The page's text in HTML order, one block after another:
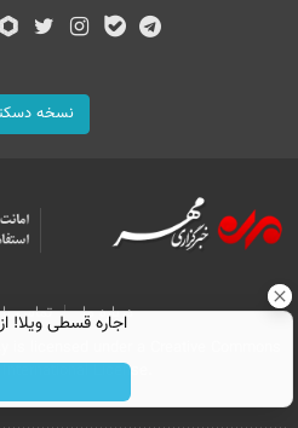
نسخه
درباره ما تماس
is licensed under a Creative Commons
License.